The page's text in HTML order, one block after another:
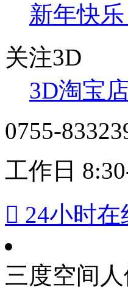
新年快乐
关注3D
3D淘宝
0755-
工作日
 24小时在
三度空间